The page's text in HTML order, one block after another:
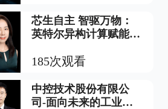
芯生自主 智驱万物：
英特尔异构计算赋能具
185次观看
中控技术股份有限公
司-面向未来的工业控